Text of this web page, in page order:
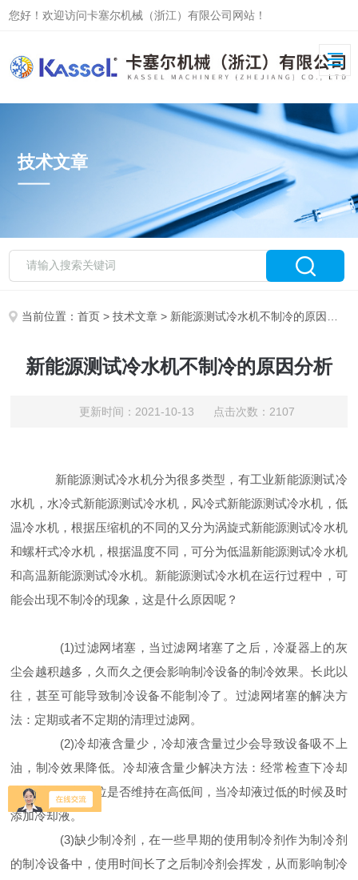
您好！欢迎访问卡塞尔机械（浙江）有限公司网站！
技术文章
当前位置：首页 >技术文章 > 新能源测试冷水机不制冷的原因分析
新能源测试冷水机不制冷的原因分析
更新时间：2021-10-13 点击次数：2107
新能源测试冷水机分为很多类型，有工业新能源测试冷
水机，水冷式新能源测试冷水机，风冷式新能源测试冷水机，低
温冷水机，根据压缩机的不同的又分为涡旋式新能源测试冷水机
和螺杆式冷水机，根据温度不同，可分为低温新能源测试冷水机
和高温新能源测试冷水机。新能源测试冷水机在运行过程中，可
能会出现不制冷的现象，这是什么原因呢？
(1)过滤网堵塞，当过滤网堵塞了之后，冷凝器上的灰
尘会越积越多，久而久之便会影响制冷设备的制冷效果。长此以
往，甚至可能导致制冷设备不能制冷了。过滤网堵塞的解决方
法：定期或者不定期的清理过滤网。
(2)冷却液含量少，冷却液含量过少会导致设备吸不上
油，制冷效果降低。冷却液含量少解决方法：经常检查下冷却
液，看看冷却液位是否维持在高低间，当冷却液过低的时候及时
添加冷却液。
(3)缺少制冷剂，在一些早期的使用制冷剂作为制冷剂
的制冷设备中，使用时间长了之后制冷剂会挥发，从而影响制冷